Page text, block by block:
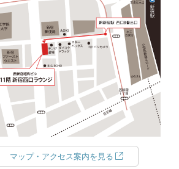
マップ・アクセス案内を見る